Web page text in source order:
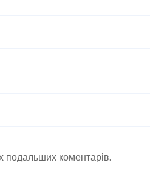
подальших коментарів.